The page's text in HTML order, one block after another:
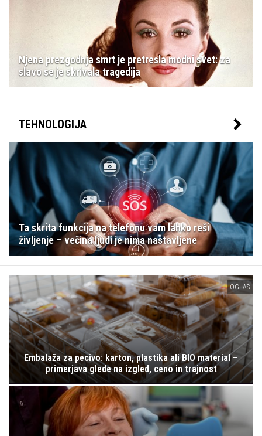
Njena prezgodnja smrt je pretresla modni svet: za
slavo se je skrivala tragedija
TEHNOLOGIJA
Ta skrita funkcija na telefonu vam lahko reši
življenje – večina ljudi je nima nastavljene
OGLAS
Embalaža za pecivo: karton, plastika ali BIO material –
primerjava glede na izgled, ceno in trajnost